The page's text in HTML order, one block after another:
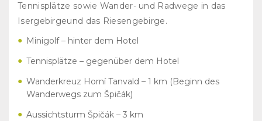
Tennisplätze sowie Wander- und Radwege in das
Isergebirgeund das Riesengebirge.
Minigolf – hinter dem Hotel
Tennisplätze – gegenüber dem Hotel
Wanderkreuz Horní Tanvald – 1 km (Beginn des
Wanderwegs zum Špičák)
Aussichtsturm Špičák – 3 km